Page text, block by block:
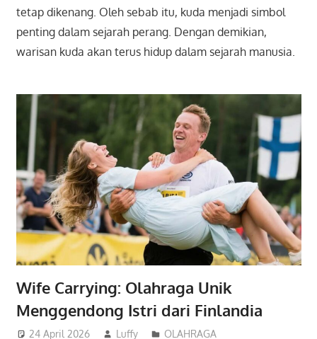
tetap dikenang. Oleh sebab itu, kuda menjadi simbol
penting dalam sejarah perang. Dengan demikian,
warisan kuda akan terus hidup dalam sejarah manusia.
Wife Carrying: Olahraga Unik
Menggendong Istri dari Finlandia
24 April 2026 Luffy OLAHRAGA